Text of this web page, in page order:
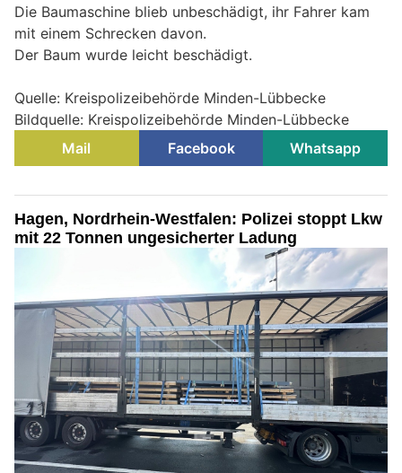
Die Baumaschine blieb unbeschädigt, ihr Fahrer kam
mit einem Schrecken davon.
Der Baum wurde leicht beschädigt.
Quelle: Kreispolizeibehörde Minden-Lübbecke
Bildquelle: Kreispolizeibehörde Minden-Lübbecke
Mail
Facebook Whatsapp
Hagen, Nordrhein-Westfalen: Polizei stoppt Lkw
mit 22 Tonnen ungesicherter Ladung